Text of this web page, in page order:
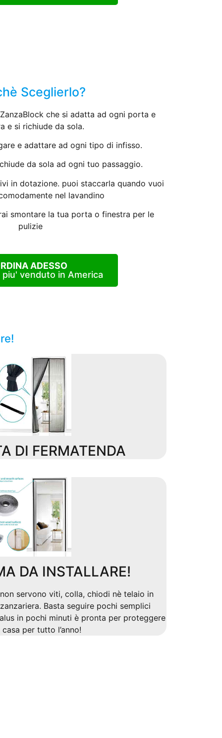
Sceglierlo?
che si adatta ad ogni porta e
e si richiude da sola.
e adattare ad ogni tipo di infisso.
da sola ad ogni tuo passaggio.
in dotazione. puoi staccarla quando vuoi
nel lavandino
smontare la tua porta o finestra per le
pulizie
ADESSO
piu' venduto in America
DI FERMATENDA
DA INSTALLARE!
servono viti, colla, chiodi nè telaio in
Basta seguire pochi semplici
in pochi minuti è pronta per proteggere
per tutto l’anno!